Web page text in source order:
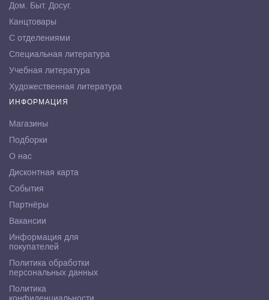
Дом. Быт. Досуг.
Канцтовары
С отделениями
Специальная литература
Учебная литература
Художественная литература
ИНФОРМАЦИЯ
Магазины
Подборки
О нас
Дисконтная карта
События
Партнёры
Вакансии
Информация для
покупателей
Политика обработки
персональных данных
Политика